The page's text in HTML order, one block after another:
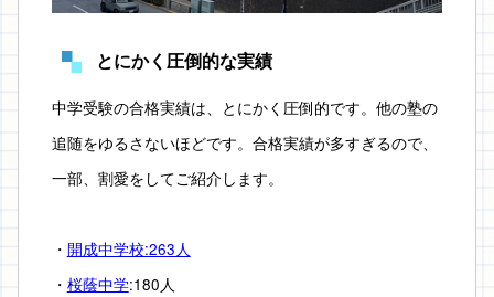
とにかく圧倒的な実績
中学受験の合格実績は、とにかく圧倒的です。他の塾の
追随をゆるさないほどです。合格実績が多すぎるので、
一部、割愛をしてご紹介します。
・ 開成中学校:263人
・ 桜蔭中学:180人